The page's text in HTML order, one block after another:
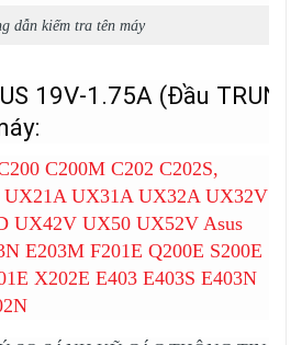
dẫn kiếm tra tên máy
19V-1.75A (Đầu
C200M C202 C202S,
UX21A UX31A UX32A UX32V
UX42V UX50 UX52V Asus
E203M F201E Q200E S200E
X202E E403 E403S E403N